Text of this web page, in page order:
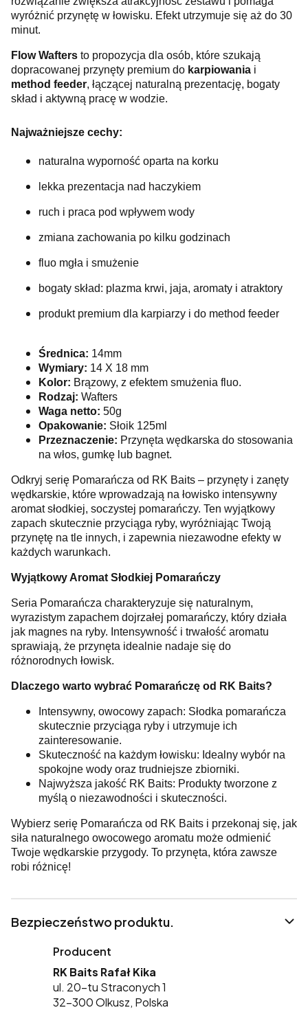
wyróżnić przynętę w łowisku. Efekt utrzymuje się aż do 30
minut.
Flow Wafters to propozycja dla osób, które szukają
dopracowanej przynęty premium do karpiowania i
method feeder, łączącej naturalną prezentację, bogaty
skład i aktywną pracę w wodzie.
Najważniejsze cechy:
naturalna wyporność oparta na korku
lekka prezentacja nad haczykiem
ruch i praca pod wpływem wody
zmiana zachowania po kilku godzinach
fluo mgła i smużenie
bogaty skład: plazma krwi, jaja, aromaty i atraktory
produkt premium dla karpiarzy i do method feeder
Średnica: 14mm
Wymiary: 14 X 18 mm
Kolor: Brązowy, z efektem smużenia fluo.
Rodzaj: Wafters
Waga netto: 50g
Opakowanie: Słoik 125ml
Przeznaczenie: Przynęta wędkarska do stosowania
na włos, gumkę lub bagnet.
Odkryj serię Pomarańcza od RK Baits – przynęty i zanęty
wędkarskie, które wprowadzają na łowisko intensywny
aromat słodkiej, soczystej pomarańczy. Ten wyjątkowy
zapach skutecznie przyciąga ryby, wyróżniając Twoją
przynętę na tle innych, i zapewnia niezawodne efekty w
każdych warunkach.
Wyjątkowy Aromat Słodkiej Pomarańczy
Seria Pomarańcza charakteryzuje się naturalnym,
wyrazistym zapachem dojrzałej pomarańczy, który działa
jak magnes na ryby. Intensywność i trwałość aromatu
sprawiają, że przynęta idealnie nadaje się do
różnorodnych łowisk.
Dlaczego warto wybrać Pomarańczę od RK Baits?
Intensywny, owocowy zapach: Słodka pomarańcza
skutecznie przyciąga ryby i utrzymuje ich
zainteresowanie.
Skuteczność na każdym łowisku: Idealny wybór na
spokojne wody oraz trudniejsze zbiorniki.
Najwyższa jakość RK Baits: Produkty tworzone z
myślą o niezawodności i skuteczności.
Wybierz serię Pomarańcza od RK Baits i przekonaj się, jak
siła naturalnego owocowego aromatu może odmienić
Twoje wędkarskie przygody. To przynęta, która zawsze
robi różnicę!
Bezpieczeństwo produktu.
Producent
RK Baits Rafał Kika
ul. 20-tu Straconych 1
32-300 Olkusz, Polska